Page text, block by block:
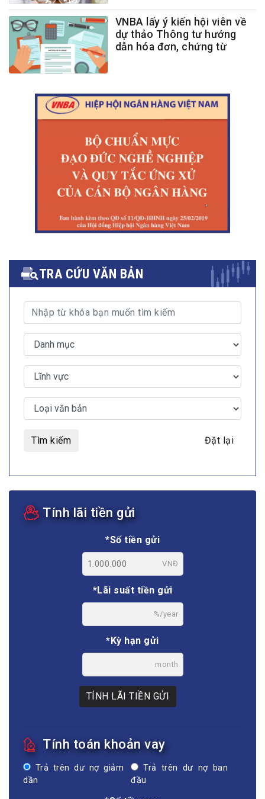
VNBA lấy ý kiến hội viên về
dự thảo Thông tư hướng
dẫn hóa đơn, chứng từ
TRA CỨU VĂN BẢN
Tìm kiếm Đặt lại
Tính lãi tiền gửi
*Số tiền gửi
VNĐ
*Lãi suất tiền gửi
%/year
*Kỳ hạn gửi
month
TÍNH LÃI TIỀN GỬI
Tính toán khoản vay
Trả trên dư nợ giảm
dần
Trả trên dư nợ ban
đầu